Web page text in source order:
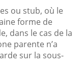
ou stub, où le
forme de
dans le cas de la
parente n’a
sur la sous-